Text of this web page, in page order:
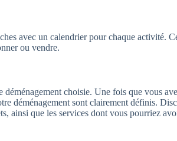
avec un calendrier pour chaque activité.
ou vendre.
déménagement choisie. Une fois que vous
déménagement sont clairement définis.
ainsi que les services dont vous pourriez